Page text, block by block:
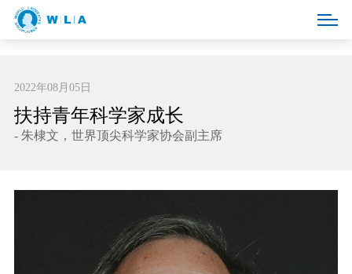
2022年08月05日
扶持青年科学家成长
- 朱棣文，世界顶尖科学家协会副主席